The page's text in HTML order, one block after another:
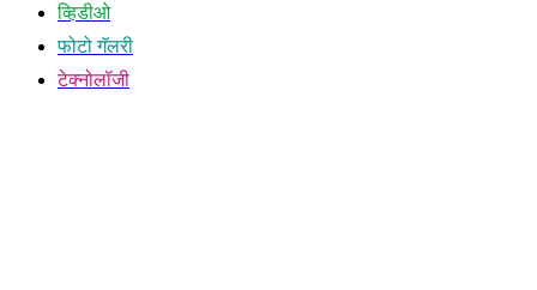
व्हिडीओ
फोटो गॅलरी
टेक्नोलॉजी